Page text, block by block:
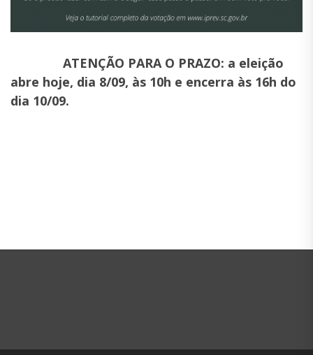
ATENÇÃO PARA O PRAZO: a eleição
abre hoje, dia 8/09, às 10h e encerra às 16h do
dia 10/09.